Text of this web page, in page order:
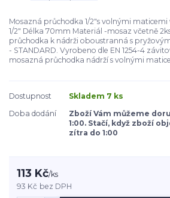
Mosazná průchodka 1/2"s volnými
1/2" Délka 70mm Materiál -mosaz včetně
průchodka k nádrži oboustranná s
- STANDARD. Vyrobeno dle EN 1254-4
mosazná průchodka nádrží s volnými
Dostupnost
Skladem 7 ks
Doba dodání
Zboží Vám můžeme
1:00. Stačí, když zboží
zítra do 1:00
113 Kč/ks
93 Kč bez DPH